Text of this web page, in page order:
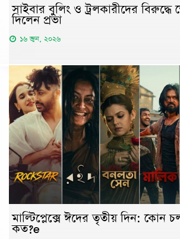
সাইবার বুলিং ও ট্রলকারীদের
দিলেন প্রভা
১৬ জুন, ২০২৬
মাল্টিপ্লেক্সে ঈদের তৃতীয় দিন: কোন
কত?e